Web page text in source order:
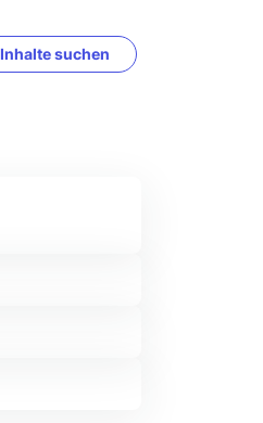
Inhalte suchen